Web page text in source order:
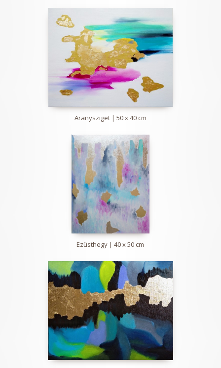
Aranysziget | 50 x 40 cm
Ezüsthegy | 40 x 50 cm